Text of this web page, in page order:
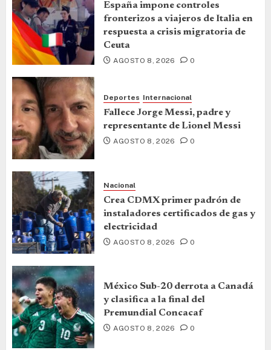
España impone controles
fronterizos a viajeros de Italia en
respuesta a crisis migratoria de
Ceuta
AGOSTO 8, 2026 0
Deportes Internacional
Fallece Jorge Messi, padre y
representante de Lionel Messi
AGOSTO 8, 2026 0
Nacional
Crea CDMX primer padrón de
instaladores certificados de gas y
electricidad
AGOSTO 8, 2026 0
México Sub-20 derrota a Canadá
y clasifica a la final del
Premundial Concacaf
AGOSTO 8, 2026 0